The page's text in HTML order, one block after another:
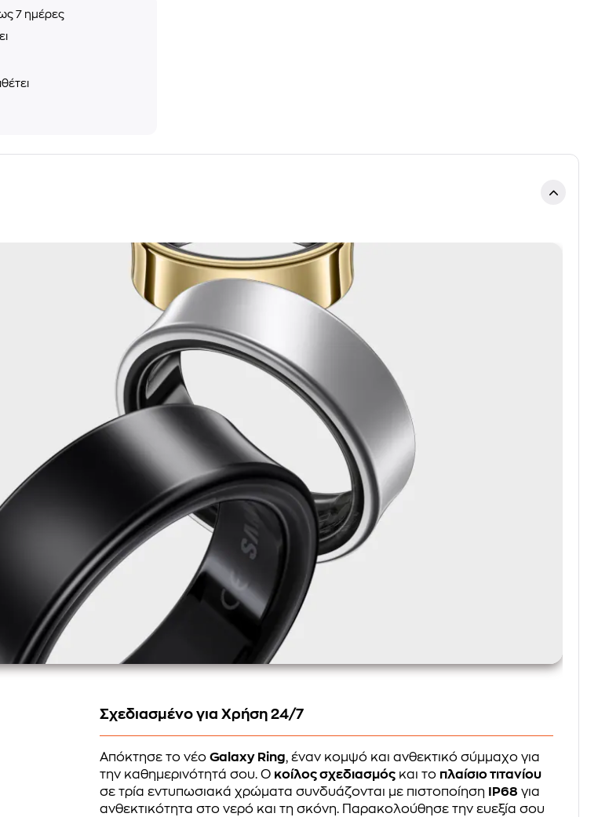
7 ημέρες
Σχεδιασμένο για Χρήση 24/7
Απόκτησε το νέοGalaxy Ring, έναν κομψό και ανθεκτικό σύμμαχο για
την καθημερινότητά σου. Ο κοίλος σχεδιασμός και το πλαίσιο τιτανίου
σε τρία εντυπωσιακά χρώματα συνδυάζονται με πιστοποίηση
IP68 για
ανθεκτικότητα στο νερό και τη σκόνη. Παρακολούθησε την ευεξία σου